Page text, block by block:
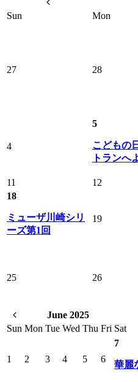
Sun
Mon
27 28
4
5
こどもの
トランへ
11 12
18
ミューザ川崎シリ
ーズ第1回
19
25 26
June 2025
Sun Mon Tue Wed Thu Fri Sat
1 2 3 4 5 6
7
華麗